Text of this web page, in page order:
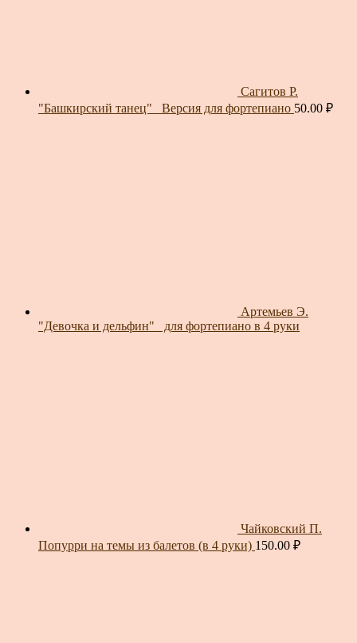
Сагитов Р.
"Башкирский танец"_ Версия для фортепиано 50.00 ₽
Артемьев Э.
"Девочка и дельфин"_ для фортепиано в 4 руки
Чайковский П.
Попурри на темы из балетов (в 4 руки) 150.00 ₽